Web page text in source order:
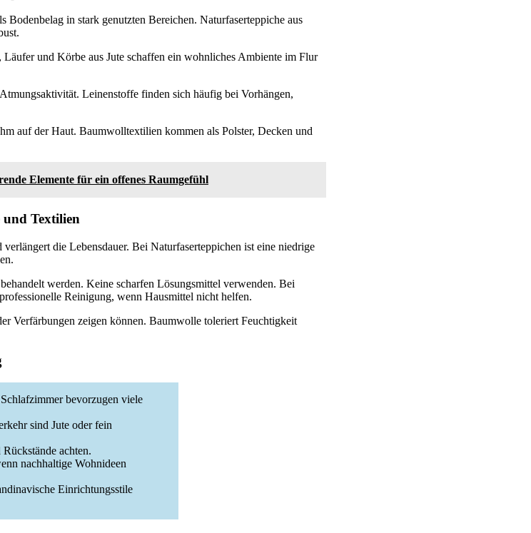
Bodenbelag in stark genutzten Bereichen. Naturfaserteppiche aus
und Körbe aus Jute schaffen ein wohnliches Ambiente im Flur
Leinenstoffe finden sich häufig bei Vorhängen,
auf der Haut. Baumwolltextilien kommen als Polster, Decken und
Elemente für ein offenes Raumgefühl
und Textilien
die Lebensdauer. Bei Naturfaserteppichen ist eine niedrige
werden. Keine scharfen Lösungsmittel verwenden. Bei
Reinigung, wenn Hausmittel nicht helfen.
Verfärbungen zeigen können. Baumwolle toleriert Feuchtigkeit
bevorzugen viele
sind Jute oder fein
achten.
nachhaltige Wohnideen
Einrichtungsstile